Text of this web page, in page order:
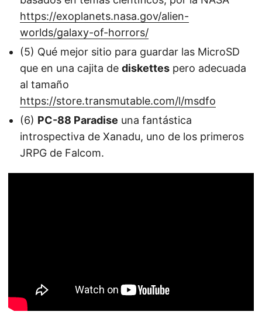
https://exoplanets.nasa.gov/alien-
worlds/galaxy-of-horrors/
(5) Qué mejor sitio para guardar las MicroSD
que en una cajita de diskettes pero adecuada
al tamaño
https://store.transmutable.com/l/msdfo
(6) PC-88 Paradise una fantástica
introspectiva de Xanadu, uno de los primeros
JRPG de Falcom.